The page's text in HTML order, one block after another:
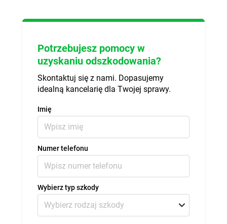
Potrzebujesz pomocy w
uzyskaniu odszkodowania?
Skontaktuj się z nami. Dopasujemy
idealną kancelarię dla Twojej sprawy.
Imię
Numer telefonu
Wybierz typ szkody